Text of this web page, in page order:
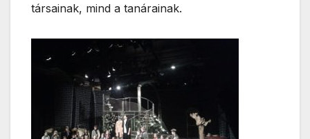
társainak, mind a tanárainak.